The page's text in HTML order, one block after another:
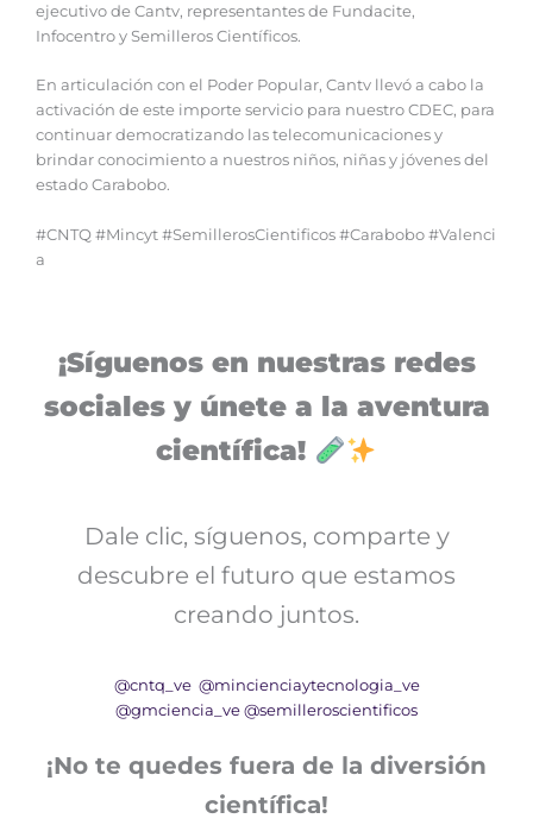
ejecutivo de Cantv, representantes de Fundacite,
Infocentro y Semilleros Científicos.
En articulación con el Poder Popular, Cantv llevó a cabo la
activación de este importe servicio para nuestro CDEC, para
continuar democratizando las telecomunicaciones y
brindar conocimiento a nuestros niños, niñas y jóvenes del
estado Carabobo.
#CNTQ #Mincyt #SemillerosCientificos #Carabobo #Valenci
a
¡Síguenos en nuestras redes
sociales y únete a la aventura
científica!
Dale clic, síguenos, comparte y
descubre el futuro que estamos
creando juntos.
@cntq_ve @mincienciaytecnologia_ve
@gmciencia_ve @semilleroscientificos
¡No te quedes fuera de la diversión
científica!